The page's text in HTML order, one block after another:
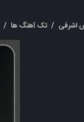
اشرفی / تک آهنگ ها /